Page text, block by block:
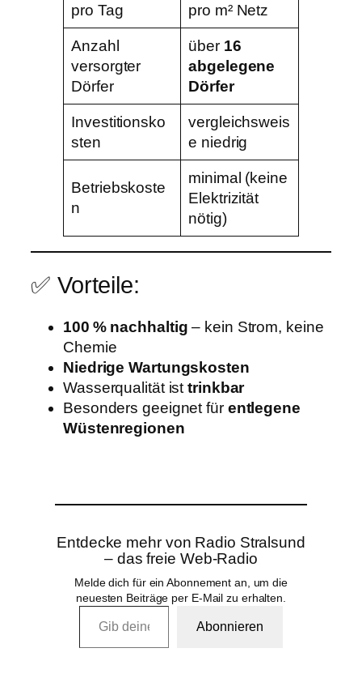
pro Tag
pro m² Netz
Anzahl
versorgter
Dörfer
über 16
abgelegene
Dörfer
Investitionsko
sten
vergleichsweis
e niedrig
Betriebskoste
n
minimal (keine
Elektrizität
nötig)
✅ Vorteile:
100 % nachhaltig – kein Strom, keine
Chemie
Niedrige Wartungskosten
Wasserqualität isttrinkbar
Besonders geeignet für entlegene
Wüstenregionen
Entdecke mehr von Radio Stralsund
– das freie Web-Radio
Melde dich für ein Abonnement an, um die
neuesten Beiträge per E-Mail zu erhalten.
Gib deine E-Mail-Adresse ein …
Abonnieren